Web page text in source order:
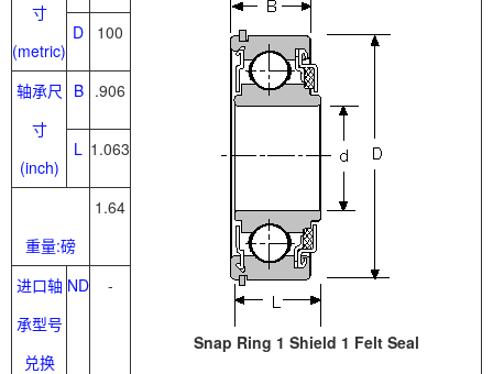
寸
(metric)
Snap Ring 1 Shield 1 Felt Seal
D 100
轴承尺
寸
(inch)
B .906
L 1.063
重量:磅
1.64
进口轴
承型号
兑换
ND -